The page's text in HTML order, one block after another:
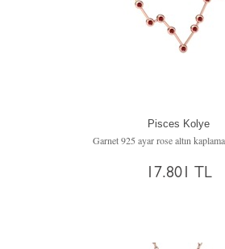
Pisces Kolye
17.801 TL